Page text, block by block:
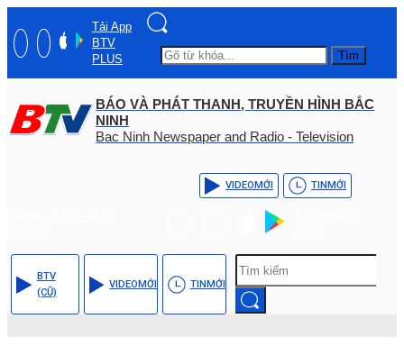
Tải App
BTV
PLUS
Tìm
BÁO VÀ PHÁT THANH, TRUYỀN HÌNH BẮC
NINH
Bac Ninh Newspaper and Radio - Television
VIDEOMỚI TINMỚI
BTV
(CŨ)
VIDEOMỚI TINMỚI